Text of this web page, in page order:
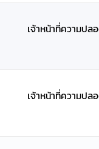
เจ้าหน้าที่ความปล
เจ้าหน้าที่ความปล